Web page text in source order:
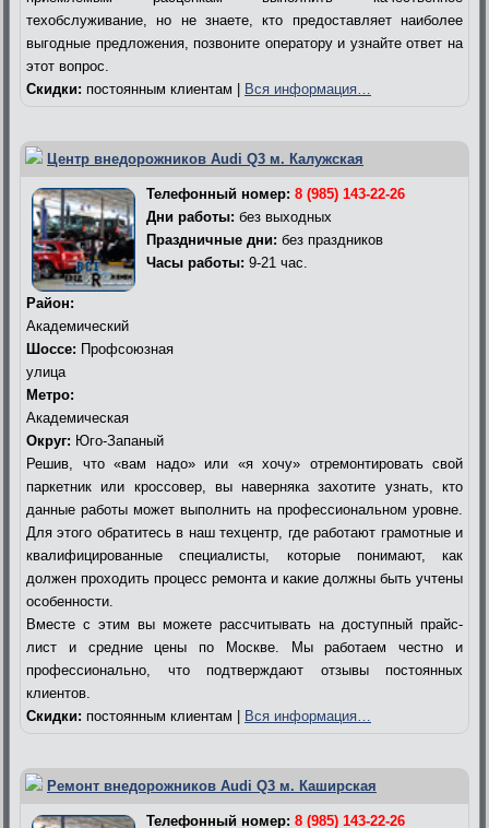
техобслуживание, но не знаете, кто предоставляет наиболее
выгодные предложения, позвоните оператору и узнайте ответ на
этот вопрос.
Скидки: постоянным клиентам | Вся информация…
Центр внедорожников Audi Q3 м. Калужская
Телефонный номер: 8 (985) 143-22-26
Дни работы: без выходных
Праздничные дни: без праздников
Часы работы: 9-21 час.
Район:
Академический
Шоссе: Профсоюзная
улица
Метро:
Академическая
Округ: Юго-Запаный
Решив, что «вам надо» или «я хочу» отремонтировать свой
паркетник или кроссовер, вы наверняка захотите узнать, кто
данные работы может выполнить на профессиональном уровне.
Для этого обратитесь в наш техцентр, где работают грамотные и
квалифицированные специалисты, которые понимают, как
должен проходить процесс ремонта и какие должны быть учтены
особенности.
Вместе с этим вы можете рассчитывать на доступный прайс-
лист и средние цены по Москве. Мы работаем честно и
профессионально, что подтверждают отзывы постоянных
клиентов.
Скидки: постоянным клиентам | Вся информация…
Ремонт внедорожников Audi Q3 м. Каширская
Телефонный номер: 8 (985) 143-22-26